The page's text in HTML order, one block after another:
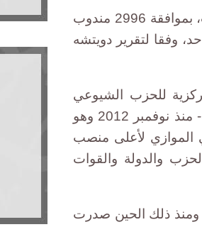
وعينه المجلس الوطني لنواب الشعب الصيني، قبل 3 سنوات، بموافقة 2996 مندوب
وفقا لتقرير دويتشه
للحزب الشيوعي
الصيني وقائد القوات المسلحة -حيث تكمن السلطة الحقيقية- منذ نوفمبر 2012 وهو
الموازي لأعلى منصب
والدولة والقوات
ومنذ ذلك الحين صدرت